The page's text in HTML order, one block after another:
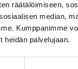
räätälöimiseen,
median,
Kumppanimme
heidän palvelujaan.